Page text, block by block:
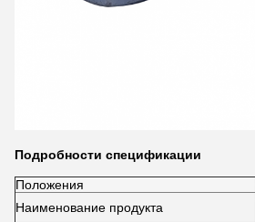
Подробности спецификации
Положения
Наименование продукта